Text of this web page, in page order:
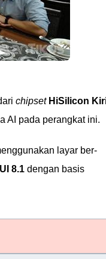
chipset HiSilicon
AI pada perangkat ini.
layar ber-
8.1 dengan basis